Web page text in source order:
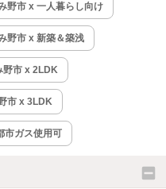
野市 x 一人暮らし向け
野市 x 新築＆築浅
野市 x 2LDK
市 x 3LDK
市ガス使用可